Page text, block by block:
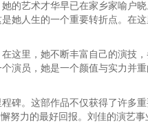
的艺术才华早已在家乡家喻户
她人生的一个重要转折点。在
这里，她不断丰富自己的演技
演员，她是一个颜值与实力并
碑。这部作品不仅获得了许多
努力的最好回报。刘佳的演艺